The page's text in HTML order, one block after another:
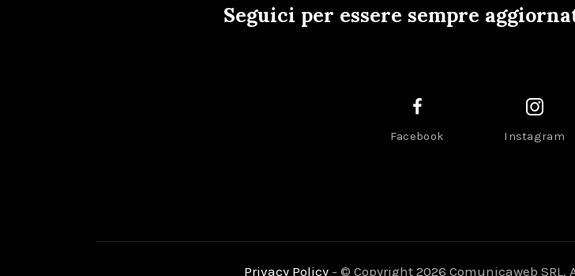
Seguici per essere sempre
Facebook Instagram
Privacy Policy- © Copyright 2026 Comunicaweb SRL.